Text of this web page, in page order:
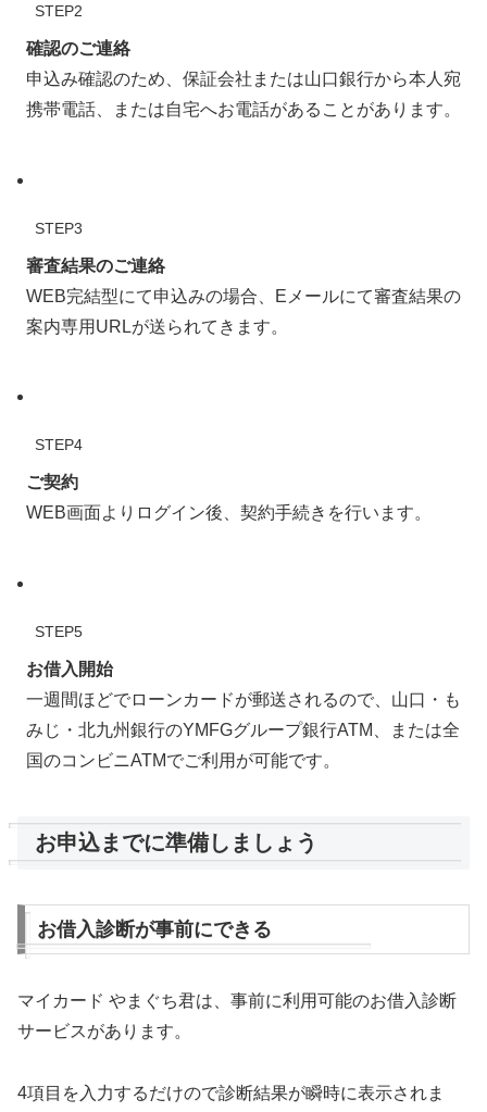
STEP2
確認のご連絡
申込み確認のため、保証会社または山口銀行から本人宛
携帯電話、または自宅へお電話があることがあります。
STEP3
審査結果のご連絡
WEB完結型にて申込みの場合、Eメールにて審査結果の
案内専用URLが送られてきます。
STEP4
ご契約
WEB画面よりログイン後、契約手続きを行います。
STEP5
お借入開始
一週間ほどでローンカードが郵送されるので、山口・も
みじ・北九州銀行のYMFGグループ銀行ATM、または全
国のコンビニATMでご利用が可能です。
お申込までに準備しましょう
お借入診断が事前にできる
マイカード やまぐち君は、事前に利用可能のお借入診断
サービスがあります。
4項目を入力するだけので診断結果が瞬時に表示されま